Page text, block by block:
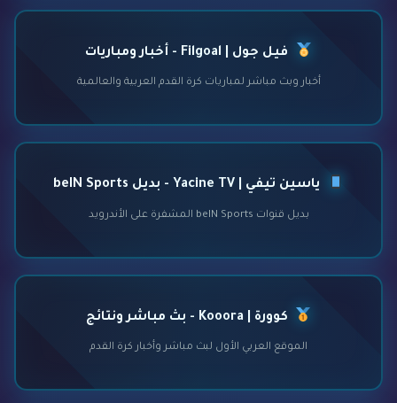
فيل جول | Filgoal - أخبار ومباريات
أخبار وبث مباشر لمباريات كرة القدم العربية والعالمية
ياسين تيفي | Yacine TV - بديل beIN Sports
بديل قنوات beIN Sports المشفرة على الأندرويد
كوورة | Kooora - بث مباشر ونتائج
الموقع العربي الأول لبث مباشر وأخبار كرة القدم